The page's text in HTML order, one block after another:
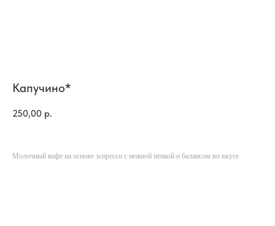
Капучино*
250,00 р.
Молочный кофе на основе эспрессо с нежной пенкой и балансом во вкусе